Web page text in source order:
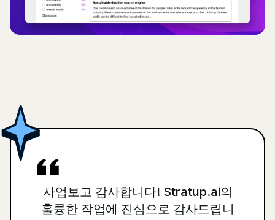
사업보고 감사합니다! Stratup.ai의
훌륭한 작업에 진심으로 감사드립니